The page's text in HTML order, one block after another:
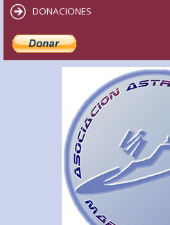
DONACIONES